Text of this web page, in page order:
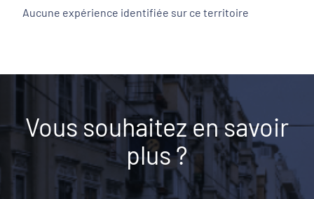
Aucune expérience identifiée sur ce territoire
Vous souhaitez en savoir
plus ?